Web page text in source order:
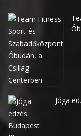
Jóga